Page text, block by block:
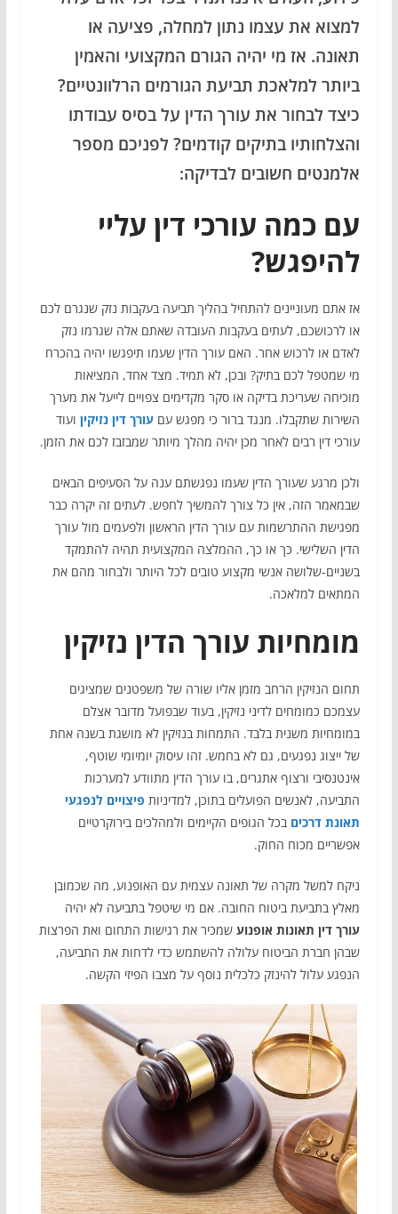
למצוא את עצמו נתון למחלה, פציעה או
תאונה. אז מי יהיה הגורם המקצועי והאמין
ביותר למלאכת תביעת הגורמים הרלוונטיים?
כיצד לבחור את עורך הדין על בסיס עבודתו
והצלחותיו בתיקים קודמים? לפניכם מספר
אלמנטים חשובים לבדיקה:
עם כמה עורכי דין עליי
להיפגש?
אז אתם מעוניינים להתחיל בהליך תביעה בעקבות נזק שנגרם לכם
או לרכושכם, לעתים בעקבות העובדה שאתם אלה שגרמו נזק
לאדם או לרכוש אחר. האם עורך הדין שעמו תיפגשו יהיה בהכרח
מי שמטפל לכם בתיק? ובכן, לא תמיד. מצד אחד, המציאות
מוכיחה שעריכת בדיקה או סקר מקדימים צפויים לייעל את מערך
השירות שתקבלו. מנגד ברור כי מפגש עם עורך דין נזיקיןועוד
עורכי דין רבים לאחר מכן יהיה מהלך מיותר שמבזבז לכם את הזמן.
ולכן מרגע שעורך הדין שעמו נפגשתם ענה על הסעיפים הבאים
שבמאמר הזה, אין כל צורך להמשיך לחפש. לעתים זה יקרה כבר
מפגישת ההתרשמות עם עורך הדין הראשון ולפעמים מול עורך
הדין השלישי. כך או כך, ההמלצה המקצועית תהיה להתמקד
בשניים-שלושה אנשי מקצוע טובים לכל היותר ולבחור מהם את
המתאים למלאכה.
מומחיות עורך הדין נזיקין
תחום הנזיקין הרחב מזמן אליו שורה של משפטנים שמציגים
עצמכם כמומחים לדיני נזיקין, בעוד שבפועל מדובר אצלם
במומחיות משנית בלבד. התמחות בנזיקין לא מושגת בשנה אחת
של ייצוג נפגעים, גם לא בחמש. זהו עיסוק יומיומי שוטף,
אינטנסיבי ורצוף אתגרים, בו עורך הדין מתוודע למערכות
התביעה, לאנשים הפועלים בתוכן, למדיניות פיצויים לנפגעי
תאונת דרכים בכל הגופים הקיימים ולמהלכים בירוקרטיים
אפשריים מכוח החוק.
ניקח למשל מקרה של תאונה עצמית עם האופנוע, מה שכמובן
מאלץ בתביעת ביטוח החובה. אם מי שיטפל בתביעה לא יהיה
עורך דין תאונות אופנוע שמכיר את רגישות התחום ואת הפרצות
שבהן חברת הביטוח עלולה להשתמש כדי לדחות את התביעה,
הנפגע עלול להינזק כלכלית נוסף על מצבו הפיזי הקשה.